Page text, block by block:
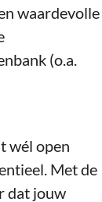
waardevolle
(o.a.
wél open
Met de
dat jouw